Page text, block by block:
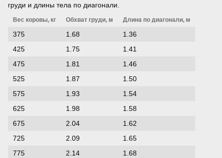
груди и длины тела по диагонали.
Вес коровы, кг Обхват груди, м Длина по диагонали, м
375 1.68
1.36
425
1.75
1.41
475
1.81
1.46
525
1.87
1.50
575
1.93
1.54
625
1.98
1.58
675
2.04
1.62
725
2.09
1.65
775
2.14
1.68